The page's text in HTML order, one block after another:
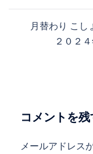
月替わり こし
２０２
コメントを残
メールアドレス